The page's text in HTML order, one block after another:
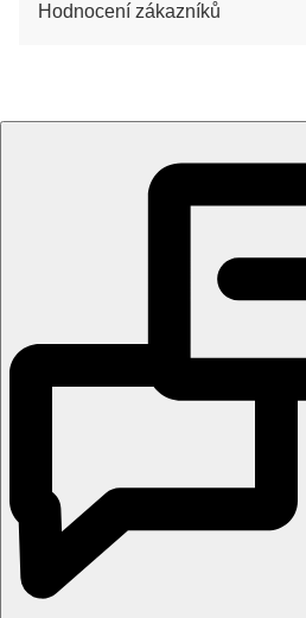
Hodnocení zákazníků